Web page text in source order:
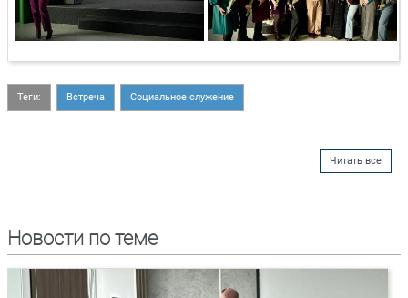
Теги: Встреча Социальное служение
Читать все
Новости по теме